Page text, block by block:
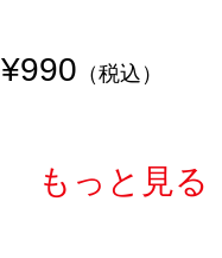
¥990 （税込）
もっと見る